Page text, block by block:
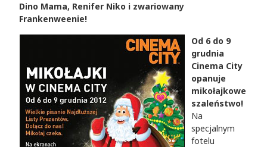
Dino Mama, Renifer Niko i zwariowany
Frankenweenie!
Od 6 do 9
grudnia
Cinema City
opanuje
mikołajkowe
szaleństwo!
Na
specjalnym
fotelu